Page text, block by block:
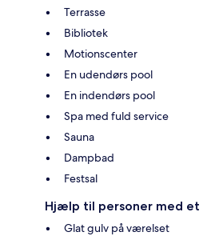
Terrasse
Bibliotek
Motionscenter
En udendørs pool
En indendørs pool
Spa med fuld service
Sauna
Dampbad
Festsal
Hjælp til personer med et
Glat gulv på værelset